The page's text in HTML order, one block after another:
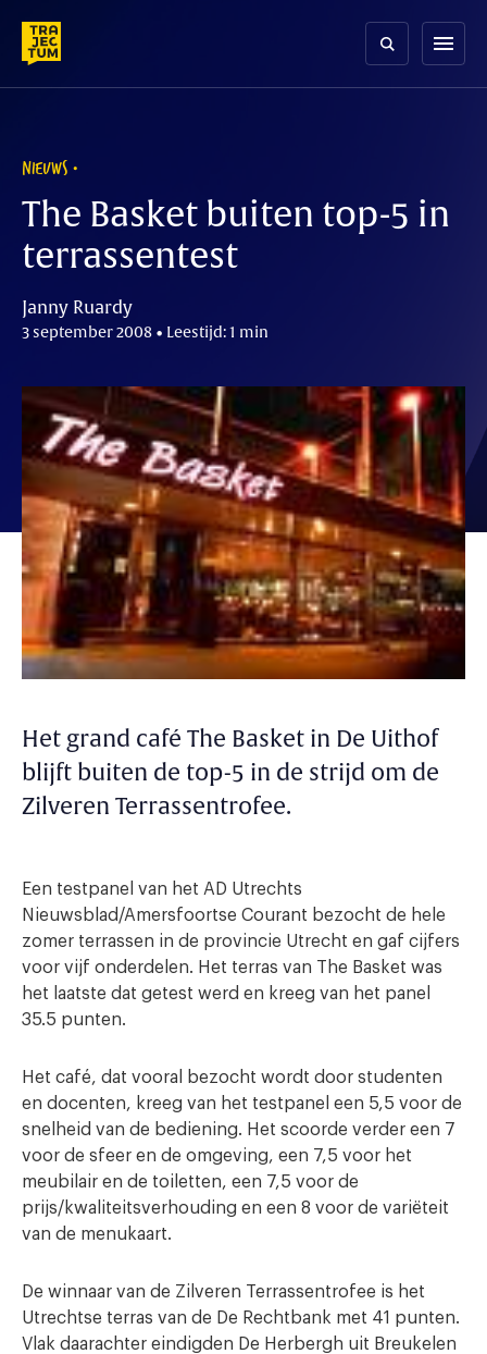
content
menu
NIEUWS
The Basket buiten top-5 in
terrassentest
Janny Ruardy
3 september 2008 • Leestijd: 1 min
Het grand café The Basket in De Uithof
blijft buiten de top-5 in de strijd om de
Zilveren Terrassentrofee.
Een testpanel van het AD Utrechts
Nieuwsblad/Amersfoortse Courant bezocht de hele
zomer terrassen in de provincie Utrecht en gaf cijfers
voor vijf onderdelen. Het terras van The Basket was
het laatste dat getest werd en kreeg van het panel
35.5 punten.
Het café, dat vooral bezocht wordt door studenten
en docenten, kreeg van het testpanel een 5,5 voor de
snelheid van de bediening. Het scoorde verder een 7
voor de sfeer en de omgeving, een 7,5 voor het
meubilair en de toiletten, een 7,5 voor de
prijs/kwaliteitsverhouding en een 8 voor de variëteit
van de menukaart.
De winnaar van de Zilveren Terrassentrofee is het
Utrechtse terras van de De Rechtbank met 41 punten.
Vlak daarachter eindigden De Herbergh uit Breukelen